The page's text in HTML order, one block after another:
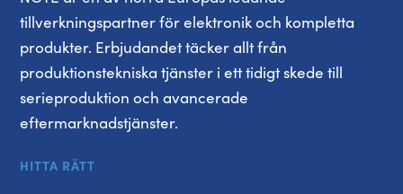
tillverkningspartner för elektronik och kompletta
produkter. Erbjudandet täcker allt från
produktionstekniska tjänster i ett tidigt skede till
serieproduktion och avancerade
eftermarknadstjänster.
HITTA RÄTT